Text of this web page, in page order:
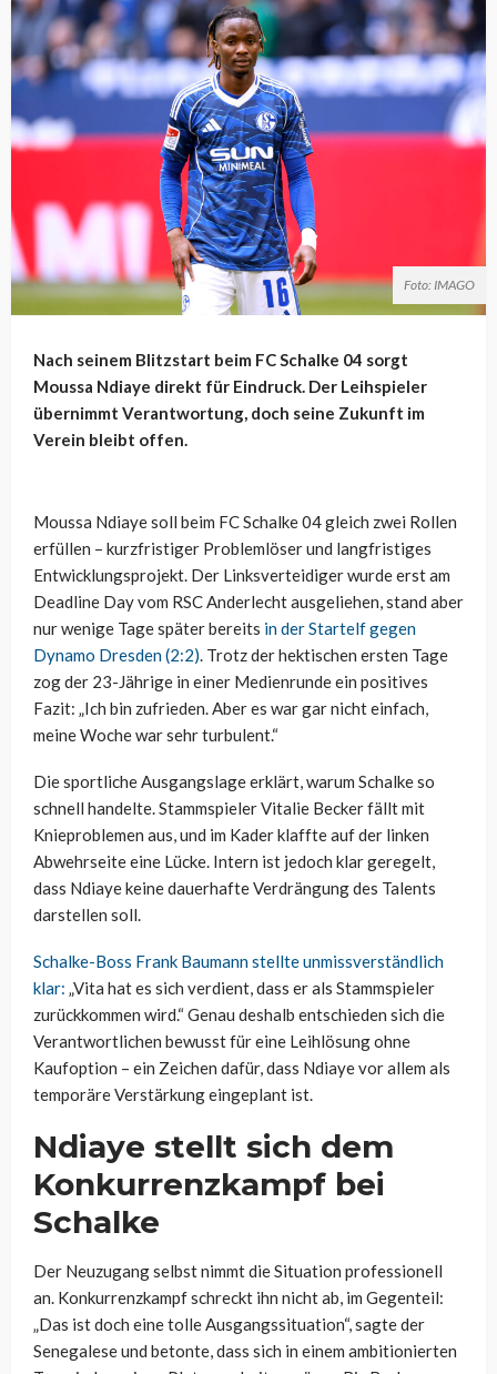
Foto: IMAGO
Nach seinem Blitzstart beim FC Schalke 04 sorgt
Moussa Ndiaye direkt für Eindruck. Der Leihspieler
übernimmt Verantwortung, doch seine Zukunft im
Verein bleibt offen.
Moussa Ndiaye soll beim FC Schalke 04 gleich zwei Rollen
erfüllen – kurzfristiger Problemlöser und langfristiges
Entwicklungsprojekt. Der Linksverteidiger wurde erst am
Deadline Day vom RSC Anderlecht ausgeliehen, stand aber
nur wenige Tage später bereits in der Startelf gegen
Dynamo Dresden (2:2). Trotz der hektischen ersten Tage
zog der 23-Jährige in einer Medienrunde ein positives
Fazit: „Ich bin zufrieden. Aber es war gar nicht einfach,
meine Woche war sehr turbulent.“
Die sportliche Ausgangslage erklärt, warum Schalke so
schnell handelte. Stammspieler Vitalie Becker fällt mit
Knieproblemen aus, und im Kader klaffte auf der linken
Abwehrseite eine Lücke. Intern ist jedoch klar geregelt,
dass Ndiaye keine dauerhafte Verdrängung des Talents
darstellen soll.
Schalke-Boss Frank Baumann stellte unmissverständlich
klar: „Vita hat es sich verdient, dass er als Stammspieler
zurückkommen wird.“ Genau deshalb entschieden sich die
Verantwortlichen bewusst für eine Leihlösung ohne
Kaufoption – ein Zeichen dafür, dass Ndiaye vor allem als
temporäre Verstärkung eingeplant ist.
Ndiaye stellt sich dem
Konkurrenzkampf bei
Schalke
Der Neuzugang selbst nimmt die Situation professionell
an. Konkurrenzkampf schreckt ihn nicht ab, im Gegenteil:
„Das ist doch eine tolle Ausgangssituation“, sagte der
Senegalese und betonte, dass sich in einem ambitionierten